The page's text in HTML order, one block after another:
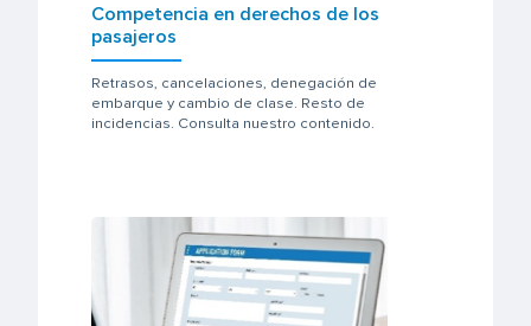
Competencia en derechos de los
pasajeros
Retrasos, cancelaciones, denegación de
embarque y cambio de clase. Resto de
incidencias. Consulta nuestro contenido.